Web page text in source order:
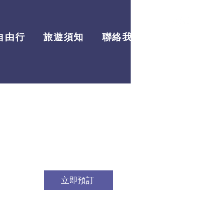
由行 旅遊須知 聯絡我們
立即預訂